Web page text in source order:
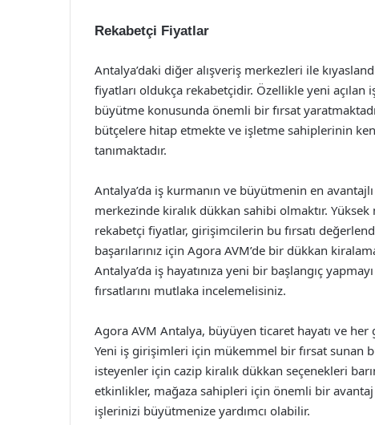
Rekabetçi Fiyatlar
Antalya’daki diğer alışveriş merkezleri ile
fiyatları oldukça rekabetçidir. Özellikle yeni
büyütme konusunda önemli bir fırsat
bütçelere hitap etmekte ve işletme sahiplerinin
tanımaktadır.
Antalya’da iş kurmanın ve büyütmenin en
merkezinde kiralık dükkan sahibi olmaktır.
rekabetçi fiyatlar, girişimcilerin bu fırsatı
başarılarınız için Agora AVM’de bir dükkan
Antalya’da iş hayatınıza yeni bir başlangıç
fırsatlarını mutlaka incelemelisiniz.
Agora AVM Antalya, büyüyen ticaret hayatı ve
Yeni iş girişimleri için mükemmel bir fırsat sunan
isteyenler için cazip kiralık dükkan seçenekleri
etkinlikler, mağaza sahipleri için önemli bir
işlerinizi büyütmenize yardımcı olabilir.